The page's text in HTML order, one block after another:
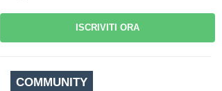
COMMUNITY